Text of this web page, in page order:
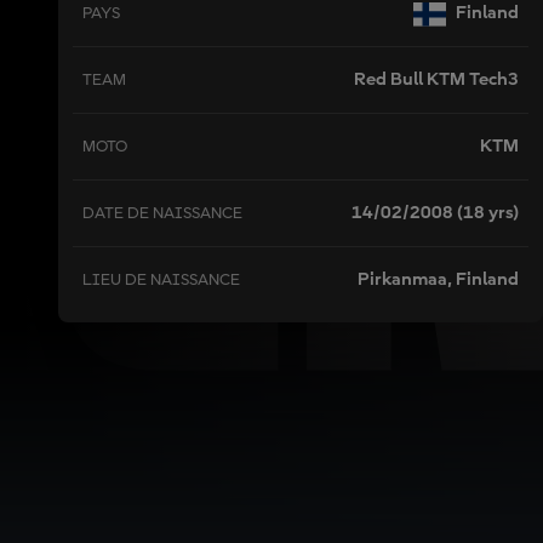
PAYS Finland
TEAM Red Bull KTM Tech3
MOTO KTM
DATE DE NAISSANCE 14/02/2008 (18 yrs)
LIEU DE NAISSANCE Pirkanmaa, Finland